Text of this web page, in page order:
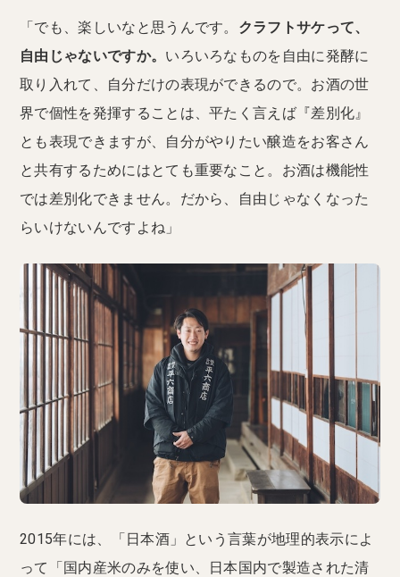
「でも、楽しいなと思うんです。 クラフトサケって、
自由じゃないですか。 いろいろなものを自由に発酵に
取り入れて、自分だけの表現ができるので。お酒の世
界で個性を発揮することは、平たく言えば『差別化』
とも表現できますが、自分がやりたい醸造をお客さん
と共有するためにはとても重要なこと。お酒は機能性
では差別化できません。だから、自由じゃなくなった
らいけないんですよね」
2015年には、「日本酒」という言葉が地理的表示によ
って「国内産米のみを使い、日本国内で製造された清